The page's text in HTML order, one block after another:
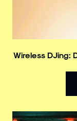
Wireless DJing: